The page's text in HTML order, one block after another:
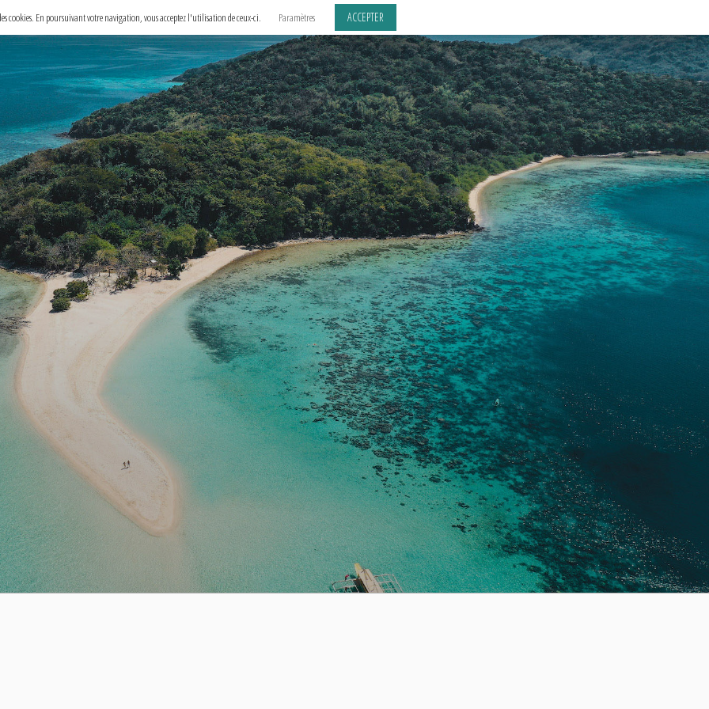
cookies. En poursuivant votre navigation, vous acceptez l'utilisation de ceux-ci. Paramètres ACCEPTER